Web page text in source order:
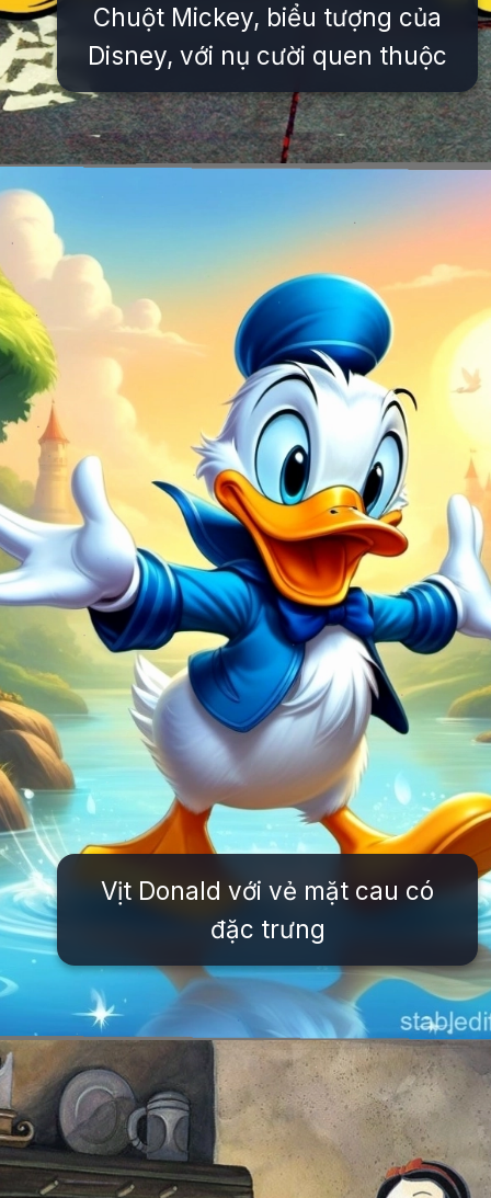
Chuột Mickey, biểu tượng của
Disney, với nụ cười quen thuộc
Vịt Donald với vẻ mặt cau có
đặc trưng
Đang mở https://issiloo.edu.vn/tat-ca-cac-nhan-vat-trong-disney